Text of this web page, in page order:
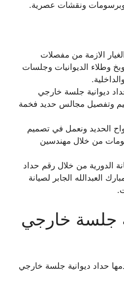
وبرسومات ونقشات عصرية.
الازمة من مفصلات
وطلاء الديوانيات وجلسات
ديوانية جلسة خارجي
وتفصيل مجالس حديد فخمة
الحديد ونعمل في تصميم
من خلال مهندسين
الدورية من خلال رقم حداد
العبدالله الجابر لصيانة
جلسة خارجي
حداد ديوانية جلسة خارجي